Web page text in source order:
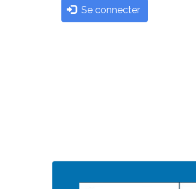
Se connecter